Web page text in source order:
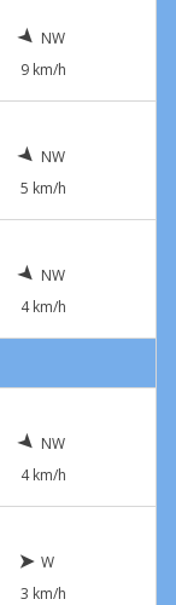
NW
9 km/h
NW
5 km/h
NW
4 km/h
NW
4 km/h
W
3 km/h